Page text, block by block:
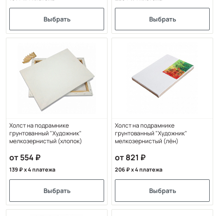
Выбрать Выбрать
Холст на подрамнике
грунтованный "Художник"
мелкозернистый (хлопок)
от 554
139 x 4 платежа
Выбрать
Холст на подрамнике
грунтованный "Художник"
мелкозернистый (лён)
от 821
206 x 4 платежа
Выбрать